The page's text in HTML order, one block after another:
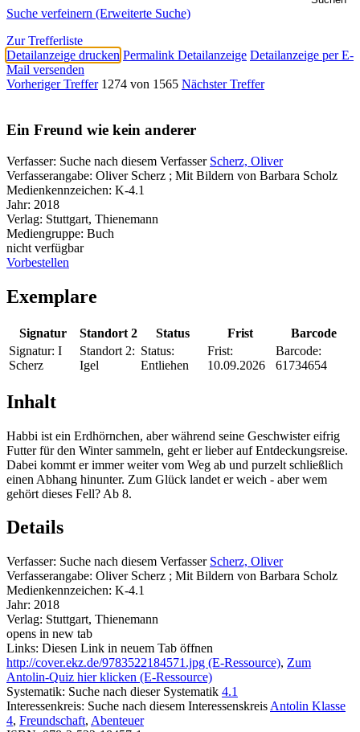
Suche verfeinern (Erweiterte Suche)
Zur Trefferliste
Detailanzeige drucken Permalink Detailanzeige Detailanzeige per E-
Mail versenden
Vorheriger Treffer 1274 von 1565 Nächster Treffer
Ein Freund wie kein anderer
Verfasser: Suche nach diesem Verfasser Scherz, Oliver
Verfasserangabe: Oliver Scherz ; Mit Bildern von Barbara Scholz
Medienkennzeichen: K-4.1
Jahr: 2018
Verlag: Stuttgart, Thienemann
Mediengruppe: Buch
nicht verfügbar
Vorbestellen
Exemplare
Signatur Standort 2 Status Frist
Barcode
Signatur: I
Scherz
Standort 2:
Igel
Status:
Entliehen
Frist:
10.09.2026
Barcode:
61734654
Inhalt
Habbi ist ein Erdhörnchen, aber während seine Geschwister eifrig
Futter für den Winter sammeln, geht er lieber auf Entdeckungsreise.
Dabei kommt er immer weiter vom Weg ab und purzelt schließlich
einen Abhang hinunter. Zum Glück landet er weich - aber wem
gehört dieses Fell? Ab 8.
Details
Verfasser: Suche nach diesem Verfasser Scherz, Oliver
Verfasserangabe: Oliver Scherz ; Mit Bildern von Barbara Scholz
Medienkennzeichen: K-4.1
Jahr: 2018
Verlag: Stuttgart, Thienemann
opens in new tab
Links: Diesen Link in neuem Tab öffnen
http://cover.ekz.de/9783522184571.jpg (E-Ressource), Zum
Antolin-Quiz hier klicken (E-Ressource)
Systematik: Suche nach dieser Systematik 4.1
Interessenkreis: Suche nach diesem Interessenskreis Antolin Klasse
4, Freundschaft, Abenteuer